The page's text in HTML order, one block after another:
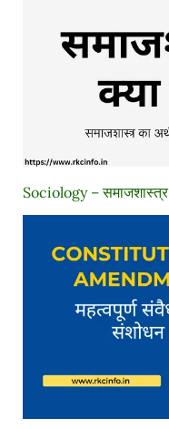
Sociology – समाजशास्त्र